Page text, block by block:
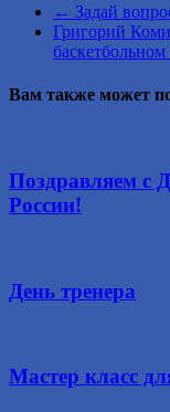
← Задай
Григорий
Вам также может
Поздравляем с
России!
День тренера
Мастер класс